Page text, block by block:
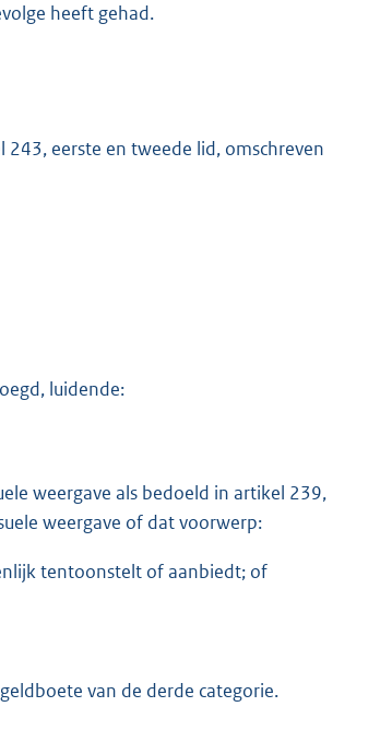
heeft gehad.
eerste en tweede lid, omschreven
luidende:
weergave als bedoeld in artikel 239,
weergave of dat voorwerp:
tentoonstelt of aanbiedt; of
van de derde categorie.